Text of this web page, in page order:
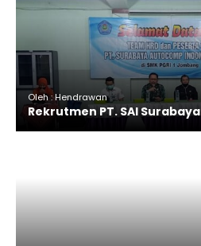
Oleh : Hendrawan
Rekrutmen PT. SAI Surabaya